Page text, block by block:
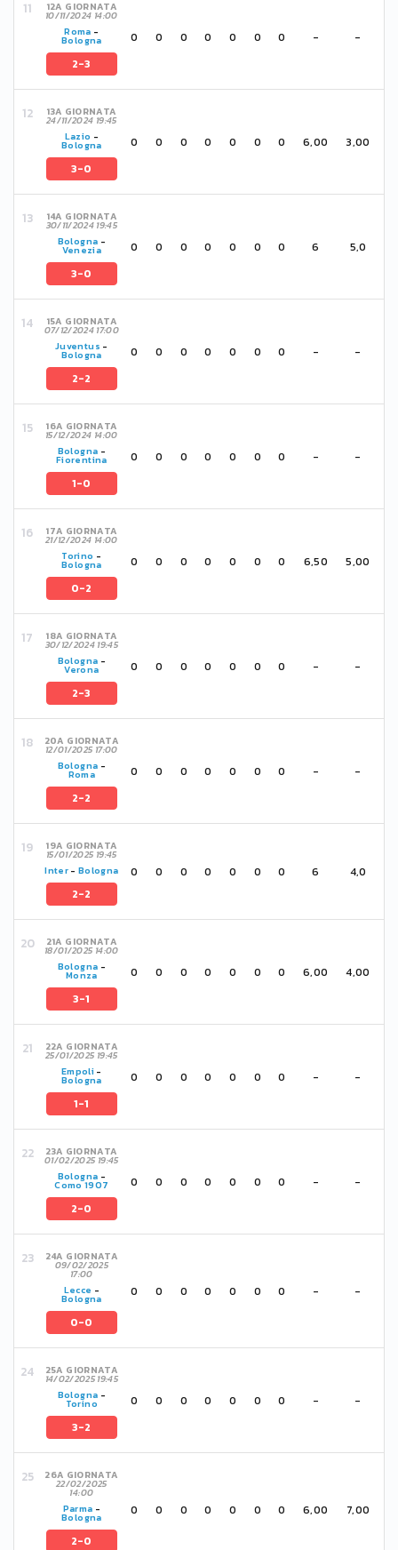
12A GIORNATA
10/11/2024 14:00
Roma -
Bologna
2-3
0 0 0 0 0 0 0 - -
13A GIORNATA
24/11/2024 19:45
Lazio -
Bologna
3-0
0 0 0 0 0 0 0 6,00 3,00
14A GIORNATA
30/11/2024 19:45
Bologna -
Venezia
3-0
0 0 0 0 0 0 0 6 5,0
15A GIORNATA
07/12/2024 17:00
Juventus -
Bologna
2-2
0 0 0 0 0 0 0 - -
16A GIORNATA
15/12/2024 14:00
Bologna -
Fiorentina
1-0
0 0 0 0 0 0 0 - -
17A GIORNATA
21/12/2024 14:00
Torino -
Bologna
0-2
0 0 0 0 0 0 0 6,50 5,00
18A GIORNATA
30/12/2024 19:45
Bologna -
Verona
2-3
0 0 0 0 0 0 0 - -
20A GIORNATA
12/01/2025 17:00
Bologna -
Roma
2-2
0 0 0 0 0 0 0 - -
19A GIORNATA
15/01/2025 19:45
Inter-Bologna
2-2
0 0 0 0 0 0 0 6 4,0
21A GIORNATA
18/01/2025 14:00
Bologna -
Monza
3-1
0 0 0 0 0 0 0 6,00 4,00
22A GIORNATA
25/01/2025 19:45
Empoli -
Bologna
1-1
0 0 0 0 0 0 0 - -
23A GIORNATA
01/02/2025 19:45
Bologna -
Como 1907
2-0
0 0 0 0 0 0 0 - -
24A GIORNATA
09/02/2025
17:00
Lecce -
Bologna
0-0
0 0 0 0 0 0 0 - -
25A GIORNATA
14/02/2025 19:45
Bologna -
Torino
3-2
0 0 0 0 0 0 0 - -
26A GIORNATA
22/02/2025
14:00
Parma -
Bologna
2-0
0 0 0 0 0 0 0 6,00 7,00